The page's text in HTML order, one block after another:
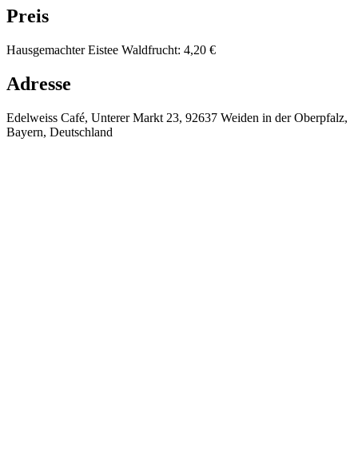
Preis
Hausgemachter Eistee Waldfrucht: 4,20 €
Adresse
Edelweiss Café, Unterer Markt 23, 92637 Weiden in der Oberpfalz,
Bayern, Deutschland